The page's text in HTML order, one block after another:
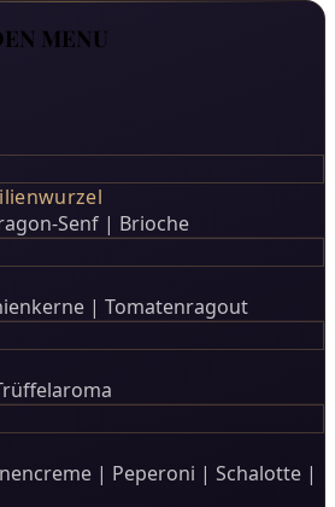
MENU
Senf | Brioche
| Tomatenragout
| Peperoni | Schalotte |